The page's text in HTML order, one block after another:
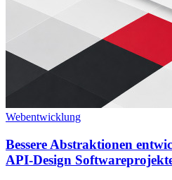
Webentwicklung
Bessere Abstraktionen
API-Design